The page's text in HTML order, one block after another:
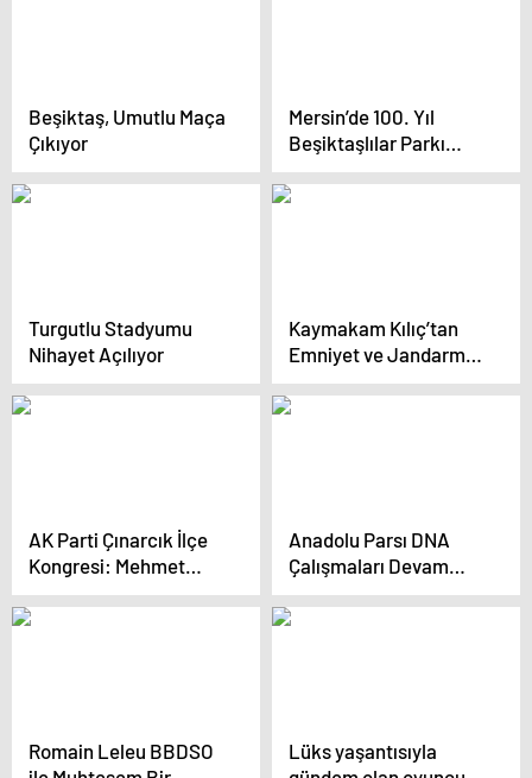
Beşiktaş, Umutlu Maça
Çıkıyor
Mersin’de 100. Yıl
Beşiktaşlılar Parkı
Açıldı
Turgutlu Stadyumu
Nihayet Açılıyor
Kaymakam Kılıç’tan
Emniyet ve Jandarma
Ziyareti
AK Parti Çınarcık İlçe
Kongresi: Mehmet
Özalp Yeniden Başkan
Seçildi
Anadolu Parsı DNA
Çalışmaları Devam
Ediyor
Romain Leleu BBDSO
Lüks yaşantısıyla